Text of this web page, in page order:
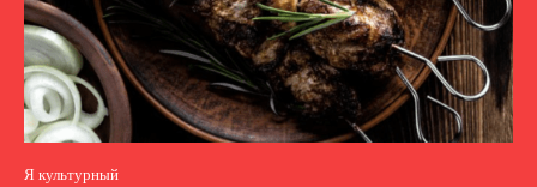
Я культурный